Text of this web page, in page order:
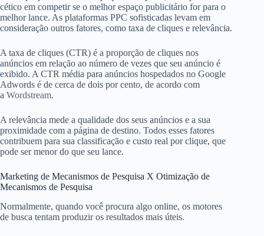
cético em competir se o melhor espaço publicitário for para o
melhor lance. As plataformas PPC sofisticadas levam em
consideração outros fatores, como taxa de cliques e relevância.
A taxa de cliques (CTR) é a proporção de cliques nos
anúncios em relação ao número de vezes que seu anúncio é
exibido. A CTR média para anúncios hospedados no Google
Adwords é de cerca de dois por cento, de acordo com
a Wordstream.
A relevância mede a qualidade dos seus anúncios e a sua
proximidade com a página de destino. Todos esses fatores
contribuem para sua classificação e custo real por clique, que
pode ser menor do que seu lance.
Marketing de Mecanismos de Pesquisa X Otimização de
Mecanismos de Pesquisa
Normalmente, quando você procura algo online, os motores
de busca tentam produzir os resultados mais úteis.